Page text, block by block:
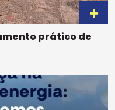
prático de